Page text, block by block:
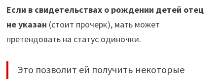
Если в свидетельствах о рождении детей отец
не указан (стоит прочерк), мать может
претендовать на статус одиночки.
Это позволит ей получить некоторые